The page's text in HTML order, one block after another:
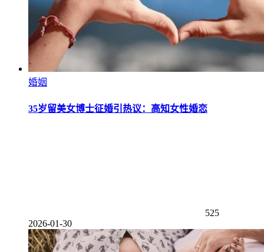
婚姻
35岁留美女博士征婚引热议：高知女性婚恋
525
2026-01-30